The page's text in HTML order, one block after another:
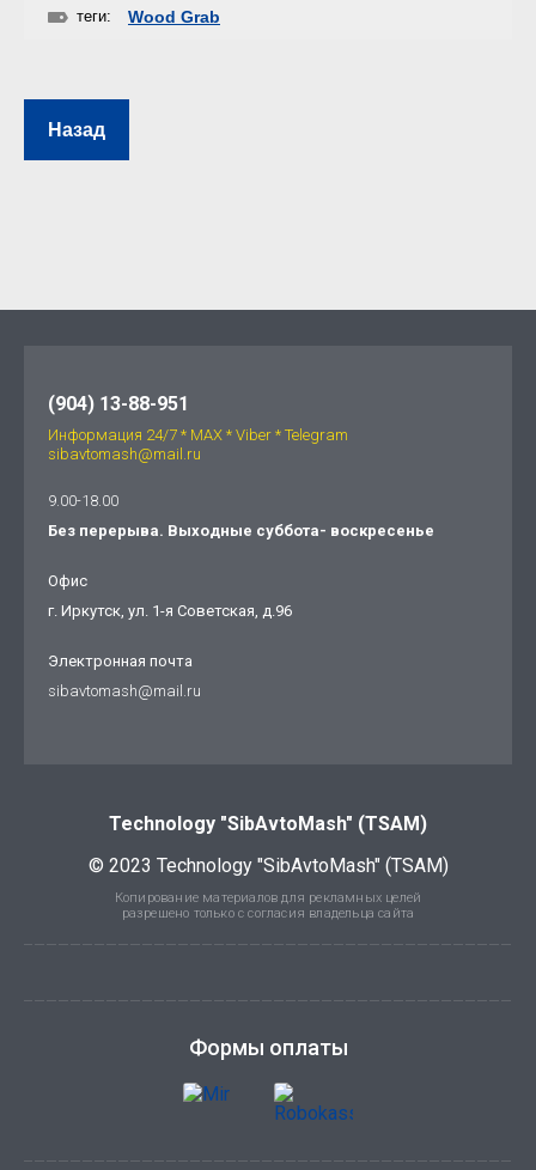
теги: Wood Grab
Назад
(904) 13-88-951
Информация 24/7 * МАХ * Viber * Telegram
sibavtomash@mail.ru
9.00-18.00
Без перерыва. Выходные суббота- воскресенье
Офис
г. Иркутск, ул. 1-я Советская, д.96
Электронная почта
sibavtomash@mail.ru
Technology "SibAvtoMash" (TSAM)
© 2023 Technology "SibAvtoMash" (TSAM)
Копирование материалов для рекламных целей
разрешено только с согласия владельца сайта
Формы оплаты